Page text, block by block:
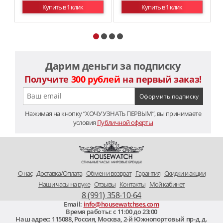
Купить в 1 клик
Купить в 1 клик
Дарим деньги за подписку
Получите 300 рублей на первый заказ!
Нажимая на кнопку “ХОЧУ УЗНАТЬ ПЕРВЫМ”, вы принимаете
условия Публичной оферты
O нас Доставка/Оплата Обмен и возврат Гарантия Скидки и акции
Наши часы на руке Отзывы Контакты Мой кабинет
8 (991) 358-10-64
Email: info@housewatchses.com
Время работы: c 11:00 до 23:00
Наш адрес: 115088, Россия, Москва 2-й Южнопортовый пр-д, д.